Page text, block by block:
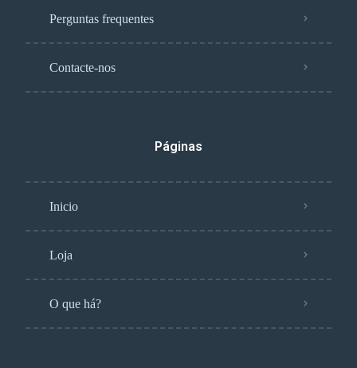
Perguntas frequentes
Contacte-nos
Páginas
Inicio
Loja
O que há?